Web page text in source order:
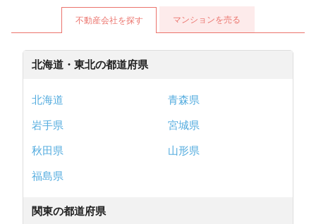
不動産会社を探す マンションを売る
北海道・東北の都道府県
北海道
青森県
岩手県
宮城県
秋田県
山形県
福島県
関東の都道府県